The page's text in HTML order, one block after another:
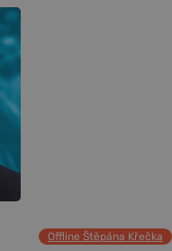
Offline Štěpána Křečka